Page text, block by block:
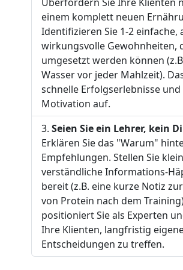
einem komplett neuen
Identifizieren Sie 1-2 einfache,
wirkungsvolle Gewohnheiten,
umgesetzt werden können
Wasser vor jeder Mahlzeit).
schnelle Erfolgserlebnisse
Motivation auf.
Seien Sie ein Lehrer, kein
Erklären Sie das "Warum"
Empfehlungen. Stellen Sie
verständliche Informations-
bereit (z.B. eine kurze Notiz
von Protein nach dem
positioniert Sie als Experten
Ihre Klienten, langfristig
Entscheidungen zu treffen.